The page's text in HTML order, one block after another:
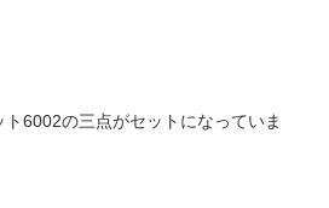
6002の三点がセットになっていま